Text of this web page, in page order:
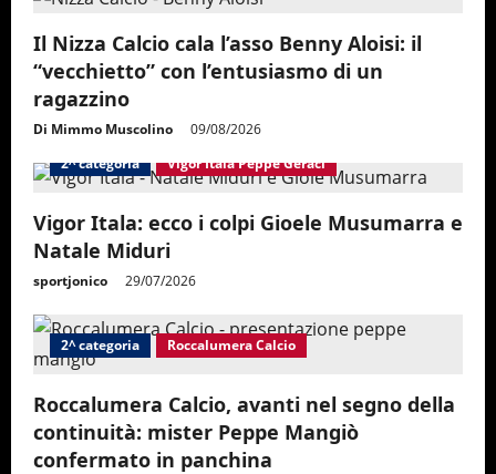
g
a
t
i
o
n
Il Nizza Calcio cala l’asso Benny Aloisi: il
“vecchietto” con l’entusiasmo di un
ragazzino
Di Mimmo Muscolino
09/08/2026
2^ categoria
Vigor Itala Peppe Geraci
Vigor Itala: ecco i colpi Gioele Musumarra e
Natale Miduri
sportjonico 29/07/2026
2^ categoria Roccalumera Calcio
Roccalumera Calcio, avanti nel segno della
continuità: mister Peppe Mangiò
confermato in panchina